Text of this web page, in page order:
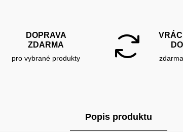
DOPRAVA
ZDARMA
pro vybrané produkty
Popis produktu